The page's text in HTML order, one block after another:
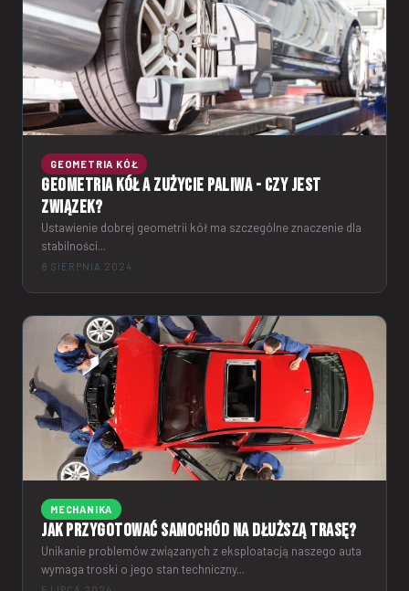
GEOMETRIA KÓŁ
Geometria kół a zużycie paliwa - czy jest
związek?
Ustawienie dobrej geometrii kół ma szczególne znaczenie dla
stabilności...
8 SIERPNIA 2024
MECHANIKA
Jak przygotować samochód na dłuższą trasę?
Unikanie problemów związanych z eksploatacją naszego auta
wymaga troski o jego stan techniczny...